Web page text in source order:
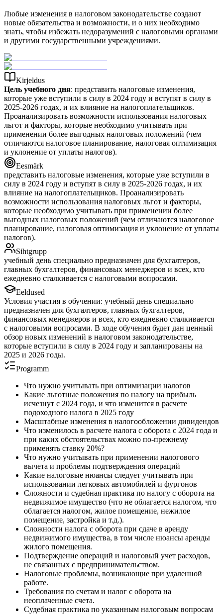
Любые изменения в налоговом законодательстве создают
новые обязательства и возможности, и о них необходимо
знать, чтобы избежать недоразумений с налоговыми органами
и другими государственными учреждениями.
Kirjeldus
Цель учебного дня: представить налоговые изменения,
которые уже вступили в силу в 2024 году и вступят в силу в
2025-2026 годах, и их влияние на налогоплательщиков.
Проанализировать возможности использования налоговых
льгот и факторы, которые необходимо учитывать при
применении более выгодных налоговых положений (чем
отличаются налоговое планирование, налоговая оптимизация
и уклонение от уплаты налогов).
Eesmärk
представить налоговые изменения, которые уже вступили в
силу в 2024 году и вступят в силу в 2025-2026 годах, и их
влияние на налогоплательщиков. Проанализировать
возможности использования налоговых льгот и факторы,
которые необходимо учитывать при применении более
выгодных налоговых положений (чем отличаются налоговое
планирование, налоговая оптимизация и уклонение от уплаты
налогов).
Sihtgrupp
учебный день специально предназначен для бухгалтеров,
главных бухгалтеров, финансовых менеджеров и всех, кто
ежедневно сталкивается с налоговыми вопросами.
Eeldused
Условия участия в обучении: учебный день специально
предназначен для бухгалтеров, главных бухгалтеров,
финансовых менеджеров и всех, кто ежедневно сталкивается
с налоговыми вопросами. В ходе обучения будет дан ценный
обзор новых изменений в налоговом законодательстве,
которые вступили в силу в 2024 году и запланированы на
2025 и 2026 годы.
Programm
Что нужно учитывать при оптимизации налогов
Какие льготные положения по налогу на прибыль
исчезнут с 2024 года, и что изменится в расчете
подоходного налога в 2025 году
Масштабные изменения в налогообложении дивидендов
Что изменилось в расчете налога с оборота с 2024 года и
при каких обстоятельствах можно по-прежнему
применять ставку 20%?
Что нужно учитывать при применении налогового
вычета и проблемы подтверждения операций
Какие налоговые нюансы следует учитывать при
использовании легковых автомобилей и фургонов
Сложности и судебная практика по налогу с оборота на
недвижимое имущество (что не облагается налогом, что
облагается налогом, жилое помещение, нежилое
помещение, застройка и т.д.).
Сложности налога с оборота при сдаче в аренду
недвижимого имущества, в том числе нюансы аренды
жилого помещения.
Подтверждение операций и налоговый учет расходов,
не связанных с предпринимательством.
Налоговые проблемы, возникающие при удаленной
работе.
Требования по счетам и налог с оборота на
неоплаченные счета.
Судебная практика по указанным налоговым вопросам